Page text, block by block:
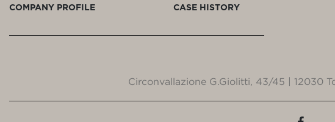
COMPANY PROFILE
CASE HISTORY
Circonvallazione G.Giolitti, 43/45 | 12030